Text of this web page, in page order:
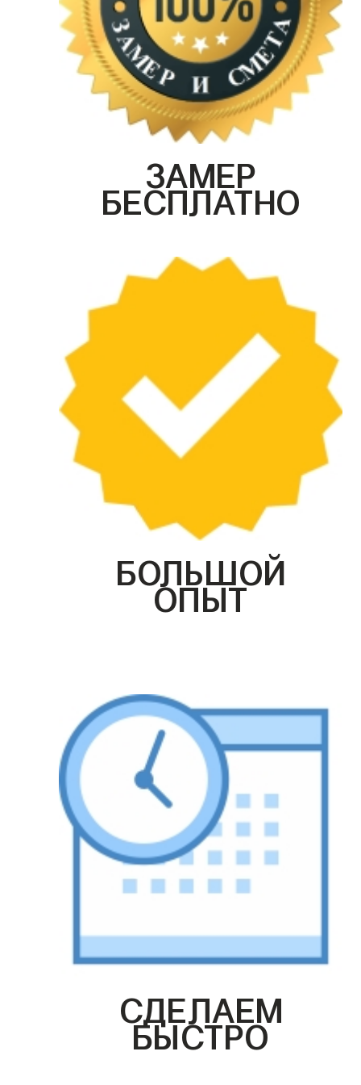
ЗАМЕР
БЕСПЛАТНО
БОЛЬШОЙ
ОПЫТ
СДЕЛАЕМ
БЫСТРО